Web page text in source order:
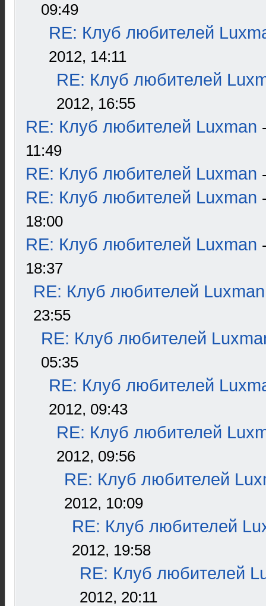
09:49
RE: Клуб любителей
2012, 14:11
RE: Клуб любителей
2012, 16:55
RE: Клуб любителей Luxman
11:49
RE: Клуб любителей Luxman
RE: Клуб любителей Luxman
18:00
RE: Клуб любителей Luxman
18:37
RE: Клуб любителей Luxman
23:55
RE: Клуб любителей
05:35
RE: Клуб любителей
2012, 09:43
RE: Клуб любителей
2012, 09:56
RE: Клуб любителей
2012, 10:09
RE: Клуб любителей
2012, 19:58
RE: Клуб любителей
2012, 20:11